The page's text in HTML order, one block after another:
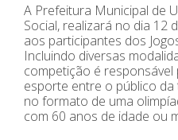
A Prefeitura Municipal de
Social, realizará no dia 12
aos participantes dos
Incluindo diversas
competição é
esporte entre o público
no formato de uma
com 60 anos de idade ou